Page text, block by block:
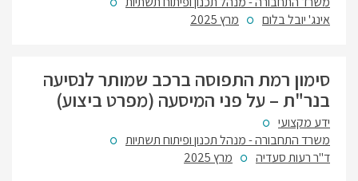
אינג' יובל בלום
מרץ 2025
סימון רמת התפוסה ברכב שמותר לנסיעה
בנר"ת – על פני המיסעה (מפרט ביצוע)
ידע מקצועי
משרד התחבורה - מנהל תכנון ופיתוח תשתיות
ד"ר רעות סעדיה
מרץ 2025